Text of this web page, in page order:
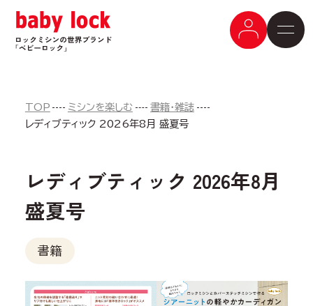
TOP ミシンを楽しむ
書籍・雑誌
レディブティック 2026年8月 盛夏号
レディブティック 2026年8月
盛夏号
書籍